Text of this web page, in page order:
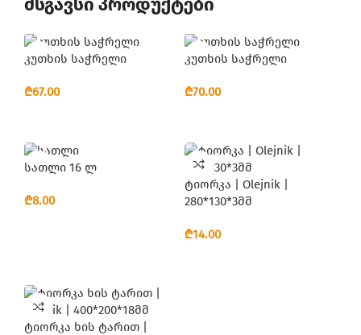
მსგავსი პროდუქტები
კუთხის საჭრელი
₾
კუთხის საჭრელი
₾
სათლი 16 ლ
₾
ტიორკა | Olejnik |
280*130*3მმ
₾
ტიორკა ხის ტარით |